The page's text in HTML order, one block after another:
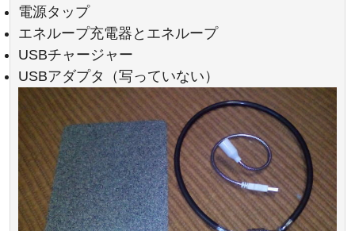
電源タップ
エネループ充電器とエネループ
USBチャージャー
USBアダプタ（写っていない）